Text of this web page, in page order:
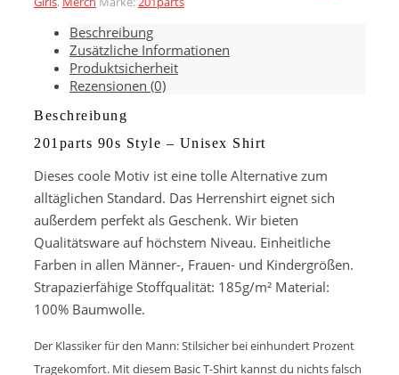
MengeBeschreibung
Zusätzliche Informationen
Produktsicherheit
Rezensionen (0)
Beschreibung
201parts 90s Style – Unisex Shirt
Dieses coole Motiv ist eine tolle Alternative zum
alltäglichen Standard. Das Herrenshirt eignet sich
außerdem perfekt als Geschenk. Wir bieten
Qualitätsware auf höchstem Niveau. Einheitliche
Farben in allen Männer-, Frauen- und Kindergrößen.
Strapazierfähige Stoffqualität: 185g/m² Material:
100% Baumwolle.
Der Klassiker für den Mann: Stilsicher bei einhundert Prozent
Tragekomfort. Mit diesem Basic T-Shirt kannst du nichts falsch